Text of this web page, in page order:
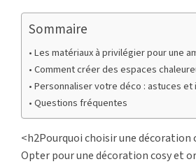
Sommaire
Les matériaux à privilégier pour une
Comment créer des espaces
Personnaliser votre déco : astuces et
Questions fréquentes
<h2Pourquoi choisir une décoration
Opter pour une décoration cosy et